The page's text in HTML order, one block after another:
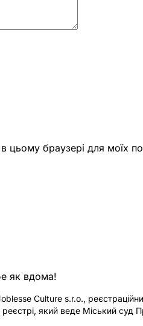
цьому браузері для моїх
як вдома!
Culture s.r.o.,
який веде Міський суд